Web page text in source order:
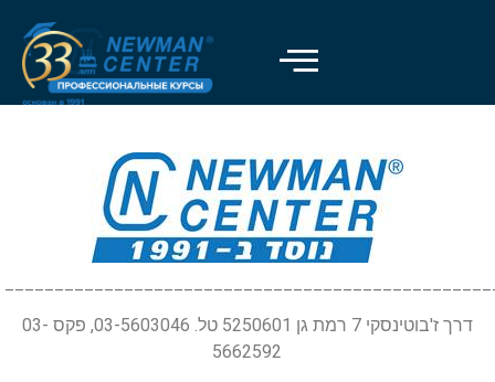
דרך ז'בוטינסקי 7 רמת גן 5250601 טל. 03-5603046, פקס 03-
5662592